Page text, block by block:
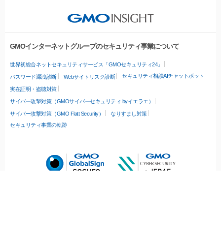
GMOインターネットグループのセキュリティ事業について
世界初総合ネットセキュリティサービス「GMOセキュリティ24」
パスワード漏洩診断 Webサイトリスク診断 セキュリティ相談AIチャットボット
実在証明・盗聴対策
サイバー攻撃対策（GMOサイバーセキュリティ byイエラエ）
サイバー攻撃対策（GMO Flatt Security）
なりすまし対策
セキュリティ事業の軌跡